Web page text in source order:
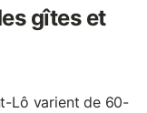
gîtes et
Lô varient de 60-